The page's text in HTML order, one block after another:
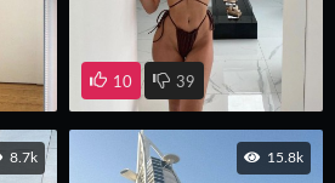
10 39
8.7k 15.8k